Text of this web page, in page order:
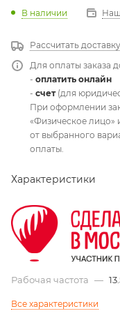
В наличии
Рассчитать доставку
Для оплаты заказа
- оплатить онлайн
- счет(для
При оформлении
«Физическое лицо»
от выбранного
оплаты.
Характеристики
Рабочая частота —
Все характеристики